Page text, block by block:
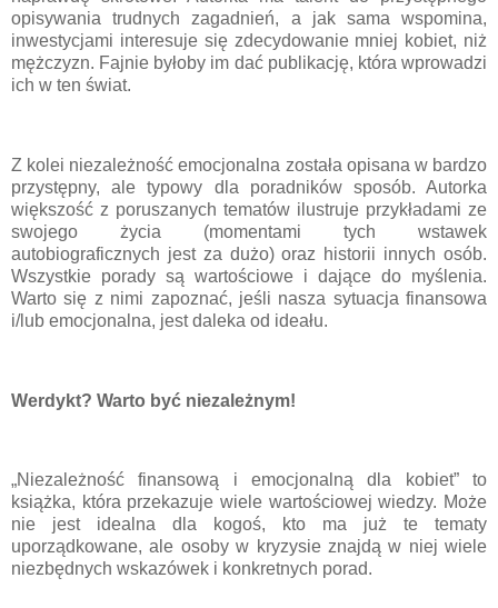
opisywania trudnych zagadnień, a jak sama wspomina,
inwestycjami interesuje się zdecydowanie mniej kobiet, niż
mężczyzn. Fajnie byłoby im dać publikację, która wprowadzi
ich w ten świat.
Z kolei niezależność emocjonalna została opisana w bardzo
przystępny, ale typowy dla poradników sposób. Autorka
większość z poruszanych tematów ilustruje przykładami ze
swojego życia (momentami tych wstawek
autobiograficznych jest za dużo) oraz historii innych osób.
Wszystkie porady są wartościowe i dające do myślenia.
Warto się z nimi zapoznać, jeśli nasza sytuacja finansowa
i/lub emocjonalna, jest daleka od ideału.
Werdykt? Warto być niezależnym!
„Niezależność finansową i emocjonalną dla kobiet” to
książka, która przekazuje wiele wartościowej wiedzy. Może
nie jest idealna dla kogoś, kto ma już te tematy
uporządkowane, ale osoby w kryzysie znajdą w niej wiele
niezbędnych wskazówek i konkretnych porad.